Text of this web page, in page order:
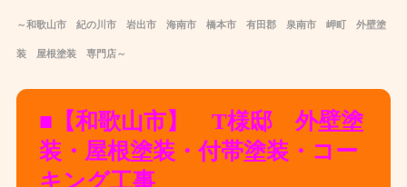
～和歌山市 紀の川市 岩出市 海南市 橋本市 有田郡 泉南市 岬町 外壁塗
装 屋根塗装 専門店～
■【和歌山市】 T様邸 外壁塗
装・屋根塗装・付帯塗装・コー
キング工事